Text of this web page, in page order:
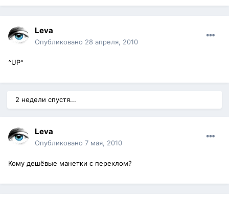
Leva
Опубликовано 28 апреля, 2010
^UP^
2 недели спустя...
Leva
Опубликовано 7 мая, 2010
Кому дешёвые манетки с переклом?